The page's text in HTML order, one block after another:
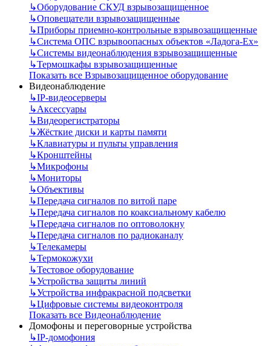
↳Оборудование СКУД взрывозащищенное
↳Оповещатели взрывозащищенные
↳Приборы приемно-контрольные взрывозащищенные
↳Система ОПС взрывоопасных объектов «Ладога-Ex»
↳Системы видеонаблюдения взрывозащищенные
↳Термошкафы взрывозащищенные
Показать все Взрывозащищенное оборудование
Видеонаблюдение
↳IP-видеосерверы
↳Аксессуары
↳Видеорегистраторы
↳Жёсткие диски и карты памяти
↳Клавиатуры и пульты управления
↳Кронштейны
↳Микрофоны
↳Мониторы
↳Объективы
↳Передача сигналов по витой паре
↳Передача сигналов по коаксиальному кабелю
↳Передача сигналов по оптоволокну
↳Передача сигналов по радиоканалу
↳Телекамеры
↳Термокожухи
↳Тестовое оборудование
↳Устройства защиты линий
↳Устройства инфракрасной подсветки
↳Цифровые системы видеоконтроля
Показать все Видеонаблюдение
Домофоны и переговорные устройства
↳IP-домофония